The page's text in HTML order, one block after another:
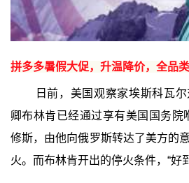
拼多多暑假大促，升温降价，全品
日前，美国观察家埃斯科瓦
卿布林肯已经通过享有美国国务院
修斯，由他向俄罗斯转达了美方的
火。而布林肯开出的停火条件，“好